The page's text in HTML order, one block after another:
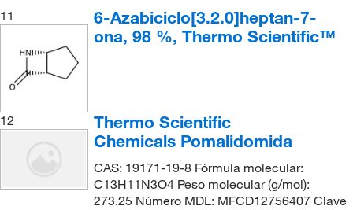
11
6-Azabiciclo[3.2.0]heptan-7-
ona, 98 %, Thermo Scientific™
12
Thermo Scientific
Chemicals Pomalidomida
CAS: 19171-19-8 Fórmula molecular:
C13H11N3O4 Peso molecular (g/mol):
273.25 Número MDL: MFCD12756407 Clave